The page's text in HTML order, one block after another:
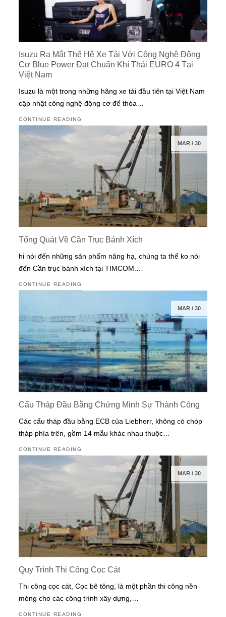
Isuzu Ra Mắt Thế Hệ Xe Tải Với Công Nghệ Động
Cơ Blue Power Đạt Chuẩn Khí Thải EURO 4 Tại
Việt Nam
Isuzu là một trong những hãng xe tải đầu tiên tại Việt Nam
cập nhật công nghệ động cơ để thỏa…
CONTINUE READING
MAR/ 30
Tổng Quát Về Cần Trục Bánh Xích
hi nói đến những sản phẩm nâng hạ, chúng ta thể ko nói
đến Cần trục bánh xích tại TIMCOM.…
CONTINUE READING
MAR/ 30
Cẩu Tháp Đầu Bằng Chứng Minh Sự Thành Công
Các cẩu tháp đầu bằng ECB của Liebherr, không có chóp
tháp phía trên, gồm 14 mẫu khác nhau thuộc…
CONTINUE READING
MAR/ 30
Quy Trình Thi Công Cọc Cát
Thi công cọc cát, Cọc bê tông, là một phần thi công nền
móng cho các công trình xây dựng,…
CONTINUE READING